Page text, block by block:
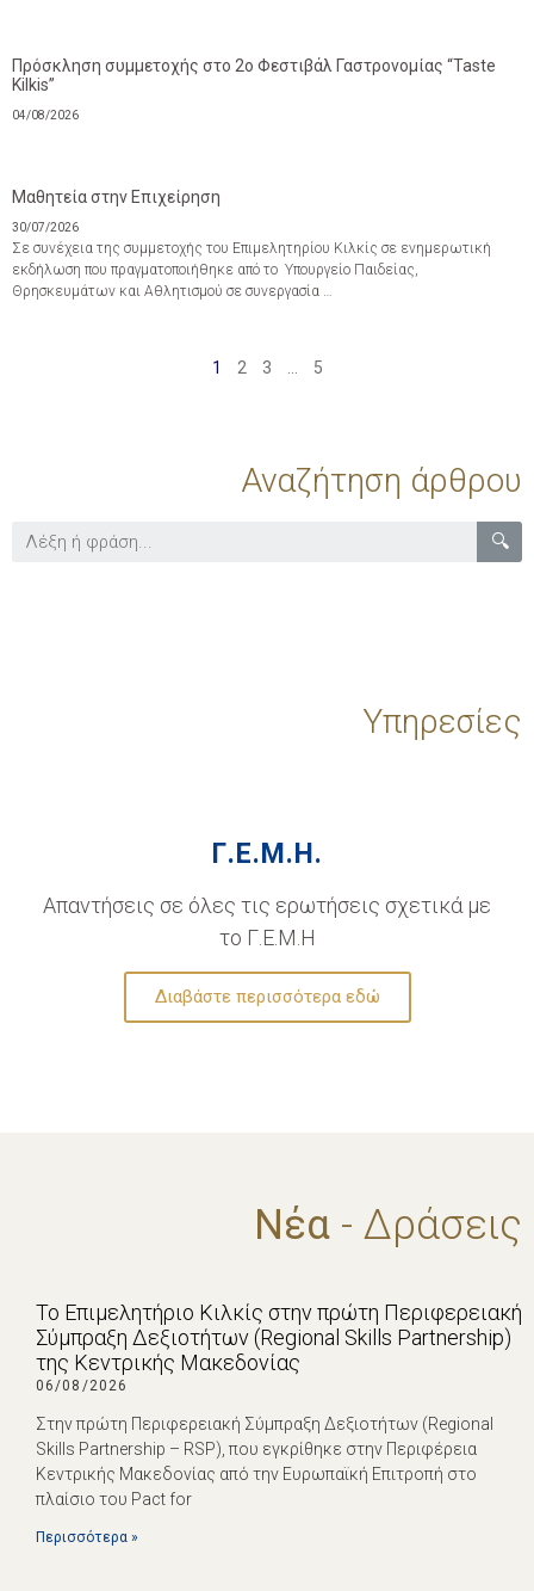
Πρόσκληση συμμετοχής στο 2ο Φεστιβάλ Γαστρονομίας “Taste
Kilkis”
04/08/2026
Μαθητεία στην Επιχείρηση
30/07/2026
Σε συνέχεια της συμμετοχής του Επιμελητηρίου Κιλκίς σε ενημερωτική
εκδήλωση που πραγματοποιήθηκε από το Υπουργείο Παιδείας,
Θρησκευμάτων και Αθλητισμού σε συνεργασία …
1 2 3 5
Αναζήτηση άρθρου
🔍
Υπηρεσίες
Γ.Ε.Μ.Η.
Απαντήσεις σε όλες τις ερωτήσεις σχετικά με
το Γ.Ε.Μ.Η
Διαβάστε περισσότερα εδώ
Νέα - Δράσεις
Το Επιμελητήριο Κιλκίς στην πρώτη Περιφερειακή
Σύμπραξη Δεξιοτήτων (Regional Skills Partnership)
της Κεντρικής Μακεδονίας
06/08/2026
Στην πρώτη Περιφερειακή Σύμπραξη Δεξιοτήτων (Regional
Skills Partnership – RSP), που εγκρίθηκε στην Περιφέρεια
Κεντρικής Μακεδονίας από την Ευρωπαϊκή Επιτροπή στο
πλαίσιο του Pact for
Περισσότερα »